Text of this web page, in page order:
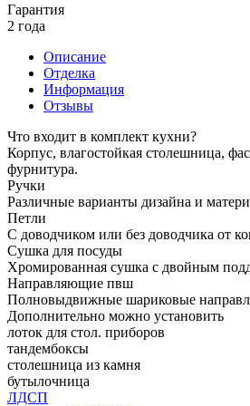
Гарантия
2 года
Описание
Отделка
Информация
Отзывы
Что входит в комплект кухни?
Корпус, влагостойкая столешница,
фурнитура.
Ручки
Различные варианты дизайна и
Петли
С доводчиком или без доводчика от
Сушка для посуды
Хромированная сушка с двойным
Направляющие пвш
Полновыдвижные шариковые
Дополнительно можно установить
лоток для стол. приборов
тандембоксы
столешница из камня
бутылочница
ЛДСП